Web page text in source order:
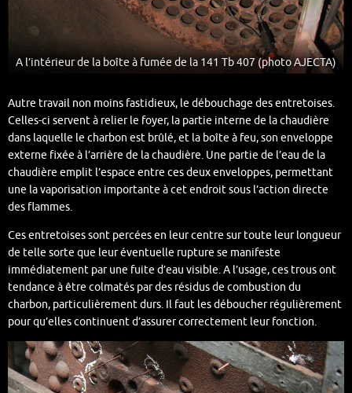
A l’intérieur de la boîte à fumée de la 141 Tb 407 (photo AJECTA)
Autre travail non moins fastidieux, le débouchage des entretoises.
Celles-ci servent à relier le foyer, la partie interne de la chaudière
dans laquelle le charbon est brûlé, et la boîte à feu, son enveloppe
externe fixée à l’arrière de la chaudière. Une partie de l’eau de la
chaudière emplit l’espace entre ces deux enveloppes, permettant
une la vaporisation importante à cet endroit sous l’action directe
des flammes.
Ces entretoises sont percées en leur centre sur toute leur longueur
de telle sorte que leur éventuelle rupture se manifeste
immédiatement par une fuite d’eau visible. A l’usage, ces trous ont
tendance à être colmatés par des résidus de combustion du
charbon, particulièrement durs. Il faut les déboucher régulièrement
pour qu’elles continuent d’assurer correctement leur fonction.